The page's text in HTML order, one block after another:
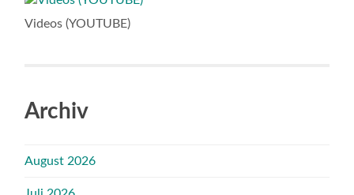
Videos (YOUTUBE)
Archiv
August 2026